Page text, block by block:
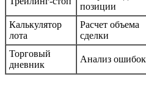
позиции
Калькулятор
лота
Расчет объема
сделки
Торговый
дневник
Анализ ошибок